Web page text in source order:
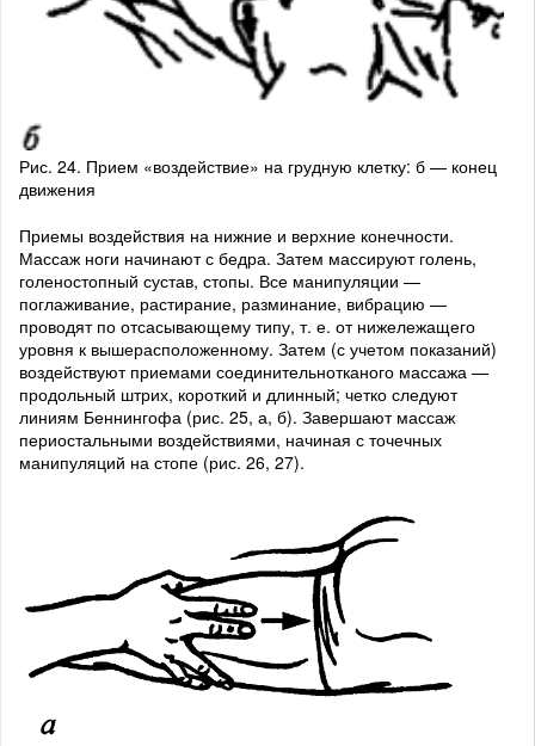
Рис. 24. Прием «воздействие» на грудную клетку: б — конец
движения
Приемы воздействия на нижние и верхние конечности.
Массаж ноги начинают с бедра. Затем массируют голень,
голеностопный сустав, стопы. Все манипуляции —
поглаживание, растирание, разминание, вибрацию —
проводят по отсасывающему типу, т. е. от нижележащего
уровня к вышерасположенному. Затем (с учетом показаний)
воздействуют приемами соединительнотканого массажа —
продольный штрих, короткий и длинный; четко следуют
линиям Беннингофа (рис. 25, а, б). Завершают массаж
периостальными воздействиями, начиная с точечных
манипуляций на стопе (рис. 26, 27).